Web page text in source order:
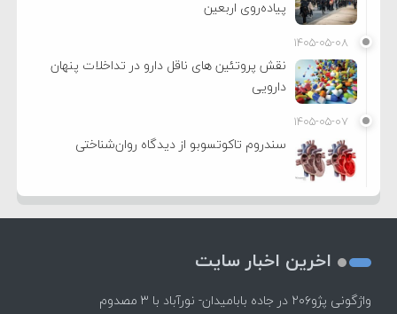
پیاده‌روی اربعین
۱۴۰۵-۰۵-۰۸
نقش پروتئین های ناقل دارو در تداخلات پنهان
دارویی
۱۴۰۵-۰۵-۰۷
سندروم تاکوتسوبو از دیدگاه روان‌شناختی
اخرین اخبار سایت
واژگونی پژو۲۰۶ در جاده بابامیدان- نورآباد با ۳ مصدوم